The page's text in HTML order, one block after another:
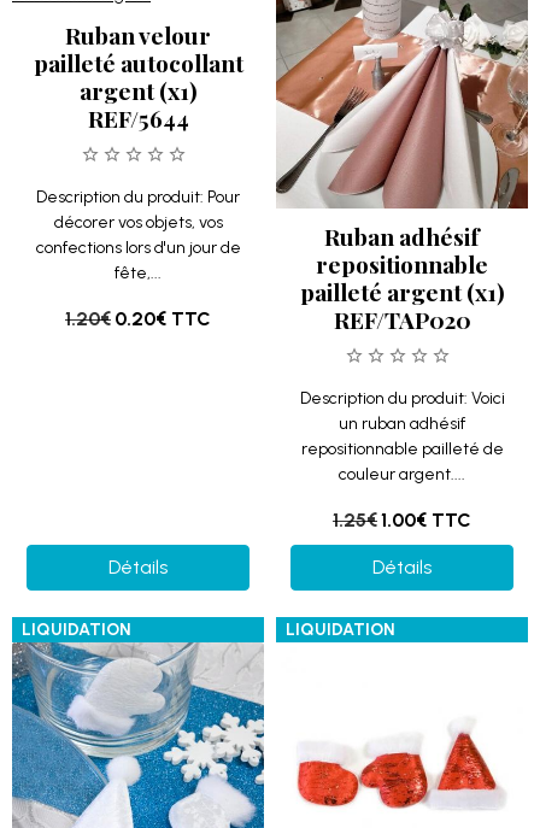
Ruban velour
pailleté autocollant
argent (x1)
REF/5644
Description du produit: Pour
décorer vos objets, vos
confections lors d'un jour de
fête,...
1.20€ 0.20€ TTC
Détails
Ruban adhésif
repositionnable
pailleté argent (x1)
REF/TAP020
Description du produit: Voici
un ruban adhésif
repositionnable pailleté de
couleur argent....
1.25€1.00€ TTC
Détails
LIQUIDATION LIQUIDATION